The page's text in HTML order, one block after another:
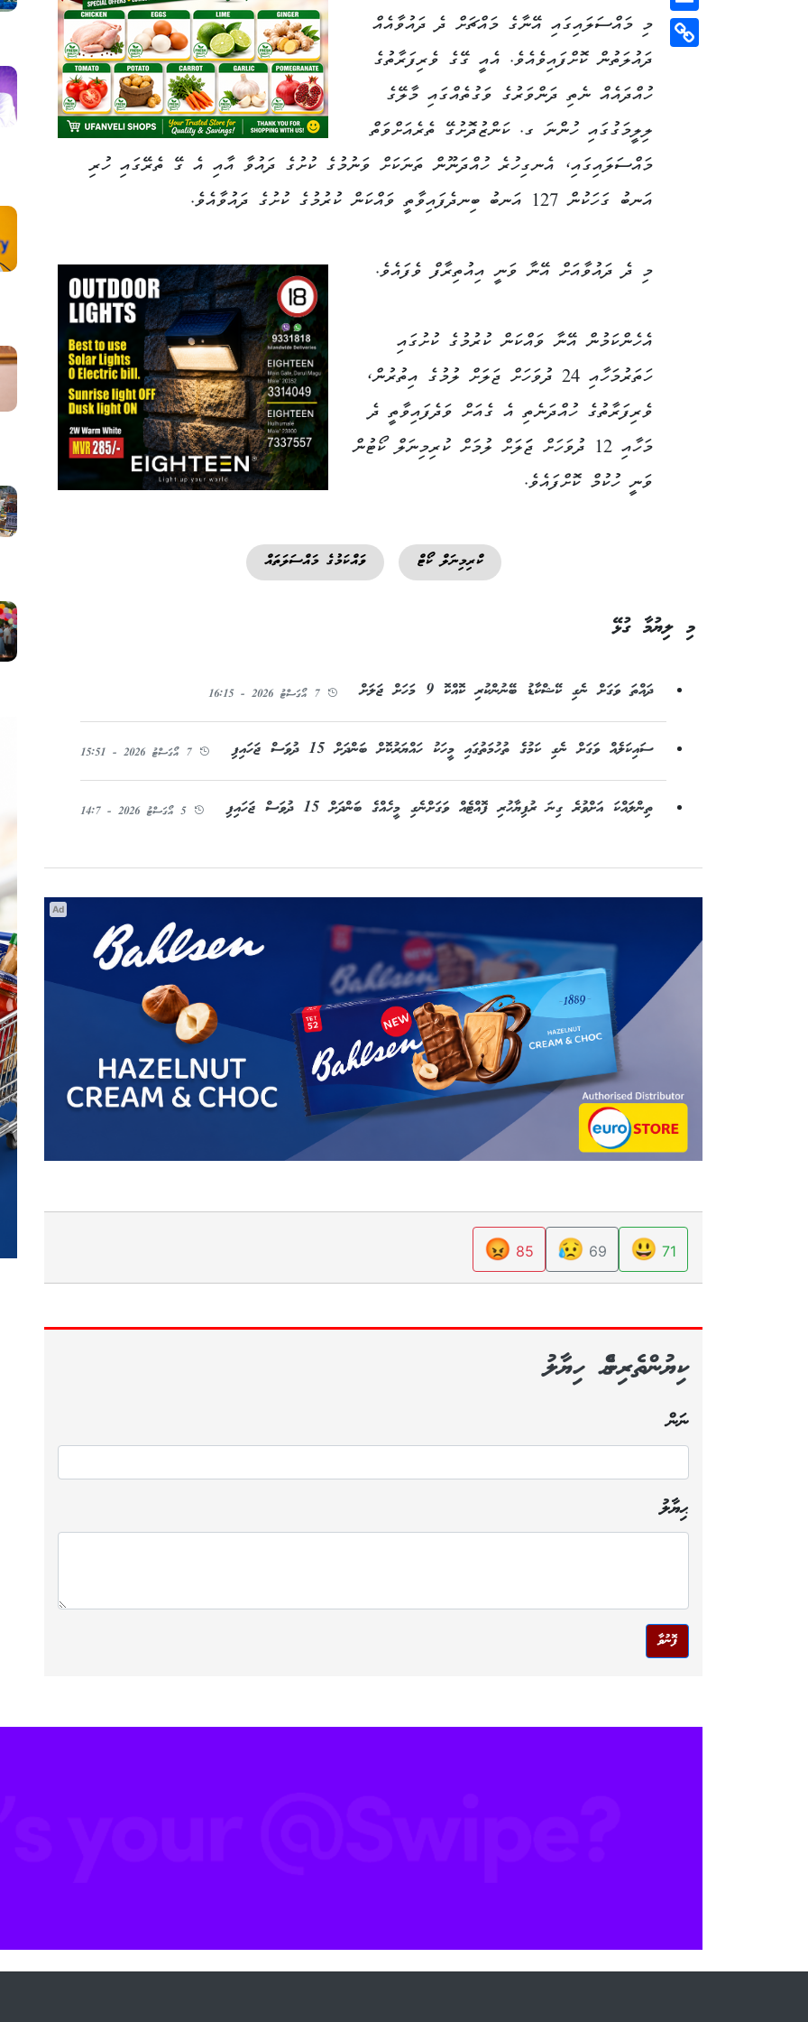
Email
Copy
Link
މި މައްސަލައިގައި އޭނާގެ މައްޗަށް ދެ ދައުވާއެއް
ދައުލަތުން ކޮށްފައިވެއެވެ. އެއީ ގޭގެ ވެރިފަރާތުގެ
ހުއްދައެއް ނެތި ދަންވަރުގެ ވަގުތެއްގައި މާލޭގެ
ލިލީމަގުގައި ހުންނަ ގ. ކަންޒުދޮށުގޭ ތެރެއަށްވަތް
މައްސަލައިގައި، އެނގިހުރެ ހުއްދަނޫން ތަނަކަށް ވަނުމުގެ ކުށުގެ ދައުވާ އާއި އެ ގޭ ތެރޭގައި ހުރި
އަނބު ގަހަކުން 127 އަނބު ބިނދެފައިވާތީ ވައްކަން ކުރުމުގެ ކުށުގެ ދައުވާއެވެ.
މި ދެ ދައުވާއަށް އޭނާ ވަނީ އިއުތިރާފް ވެފައެވެ.
އެހެންކަމުން އޭނާ ވައްކަން ކުރުމުގެ ކުށުގައި
ހަތަރުމަހާއި 24 ދުވަހަށް ޖަލަށް ލުމުގެ އިތުރުން،
ވެރިފަރާތުގެ ހުއްދަނެތި އެ ގެއަށް ވަދެފައިވާތީ ދެ
މަހާއި 12 ދުވަހަށް ޖަަލަށް ލުމަށް ކުރިމިނަލް ކޯޓުން
ވަނީ ހުކުމް ކޮށްފައެވެ.
ކްރިމިނަލް ކޯޓް ވައްކަމުގެ މައްސަލަތައް
މި ލިޔުމާ ގުޅޭ
ދައްތަ ވަގަށް ނެގި ކޭޝްކާޑު ބޭނުންކުރި ކޮއްކޮ 9 މަހަށް ޖަލަށް 7 އޯގަސްޓު 2026 - 16:15
ސައިކަލެއް ވަގަށް ނެގި ކަމުގެ ތުހުމަތުގައި މީހަކު ހައްޔަރުކޮށް ބަންދަށް 15 ދުވަސް ޖަހައިފި 7 އޯގަސްޓު 2026 - 15:51
ތިންލައްކަ އަށްވުރެ ގިނަ ރުފިޔާހުރި ފޮއްޓެއް ވަގަށްނެގި މީހެއްގެ ބަންދަށް 15 ދުވަސް ޖަހައިފި 5 އޯގަސްޓު 2026 - 14:7
Ad
71
😃
69
😥
85
😡
ކިޔުންތެރިންގެ ހިޔާލު
ނަން
ޙިޔާލު
ފޮނުވާ